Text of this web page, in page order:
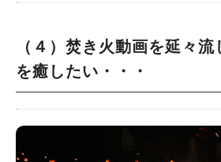
（４）焚き火動画を延々
を癒したい・・・